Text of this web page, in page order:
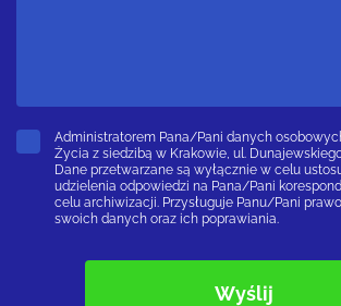
Administratorem Pana/Pani danych
Życia z siedzibą w Krakowie, ul.
Dane przetwarzane są wyłącznie w celu
udzielenia odpowiedzi na Pana/Pani
celu archiwizacji. Przysługuje Panu/Pani
swoich danych oraz ich poprawiania.